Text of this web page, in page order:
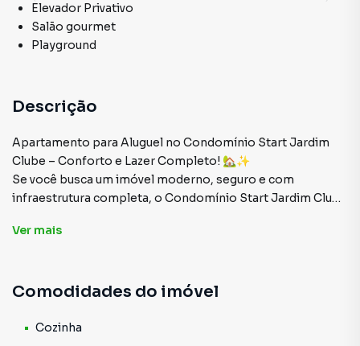
Elevador Privativo
Salão gourmet
Playground
Descrição
Apartamento para Aluguel no Condomínio Start Jardim
Clube – Conforto e Lazer Completo! 🏡✨
Se você busca um imóvel moderno, seguro e com
infraestrutura completa, o Condomínio Start Jardim Clube
São Paulo, este condomínio oferece qualidade de vida e
Diferenciais do Condomínio:
família
Ver mais
Comodidades do imóvel
Cozinha